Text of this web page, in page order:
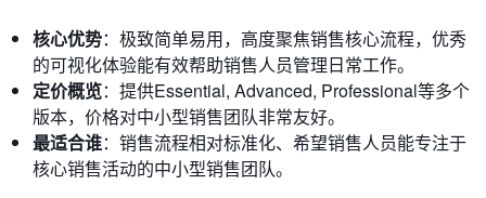
核心优势：极致简单易用，高度聚焦销售核心流程，优秀
的可视化体验能有效帮助销售人员管理日常工作。
定价概览：提供Essential, Advanced, Professional等多个
版本，价格对中小型销售团队非常友好。
最适合谁：销售流程相对标准化、希望销售人员能专注于
核心销售活动的中小型销售团队。